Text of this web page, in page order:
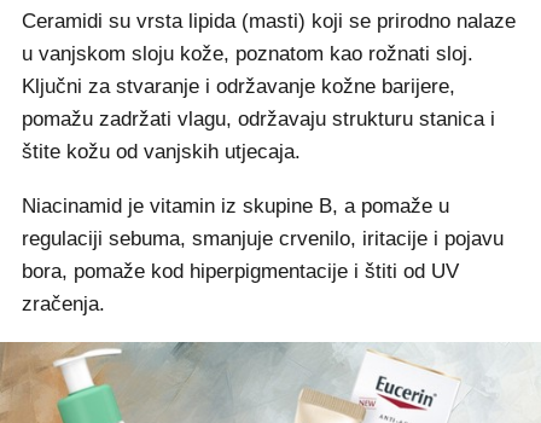
Ceramidi su vrsta lipida (masti) koji se prirodno nalaze
u vanjskom sloju kože, poznatom kao rožnati sloj.
Ključni za stvaranje i održavanje kožne barijere,
pomažu zadržati vlagu, održavaju strukturu stanica i
štite kožu od vanjskih utjecaja.
Niacinamid je vitamin iz skupine B, a pomaže u
regulaciji sebuma, smanjuje crvenilo, iritacije i pojavu
bora, pomaže kod hiperpigmentacije i štiti od UV
zračenja.